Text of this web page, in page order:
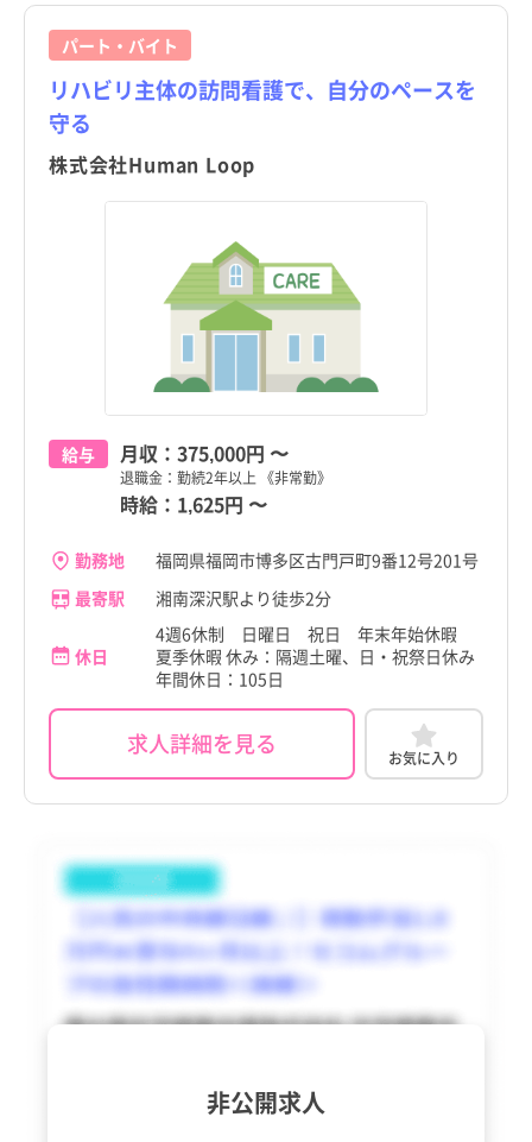
京都府
大阪府
奈良県
広島県
山口県
徳島県
香川県
愛媛県
高知県
福岡県
佐賀県
長崎県
熊本県
大分県
宮崎県
鹿児島県
綾瀬市
葉山町
寒川町
大磯町
山北町
開成町
真鶴町
湯河原町
清川村
綾瀬市すべて
葉山町 すべて
寒川町
大磯町すべて
すべて
すべて
山北町すべて
開成町すべて
箱根町すべて
真鶴町 すべて
湯河原町 すべて
愛川町 すべて
清川村すべて
その他（福祉・介護関係資格など）
その他
その他
パート・アルバイト（夜勤なし）
パート・アルバイト（夜勤のみ）
電子カルテあり
駅近
高給与
パート・バイト
リハビリ主体の訪問看護で、自分のペースを
守る
株式会社Human Loop
給与 月収： 375,000円 〜
退職金：勤続2年以上 《非常勤》
時給： 1,625円 〜
勤務地
福岡県福岡市博多区古門戸町9番12号201号
最寄駅
湘南深沢駅より徒歩2分
休日
4週6休制 日曜日 祝日 年末年始休暇
夏季休暇 休み：隔週土曜、日・祝祭日休み
年間休日：105日
求人詳細を見る お気に入り
非公開求人
京都府
大阪府
奈良県
広島県
山口県
徳島県
香川県
愛媛県
高知県
福岡県
佐賀県
長崎県
熊本県
大分県
宮崎県
鹿児島県
綾瀬市
葉山町
寒川町
大磯町
山北町
開成町
真鶴町
湯河原町
清川村
綾瀬市すべて
葉山町 すべて
寒川町
大磯町すべて
すべて
すべて
山北町すべて
開成町すべて
箱根町すべて
真鶴町 すべて
湯河原町 すべて
愛川町 すべて
清川村すべて
その他（福祉・介護関係資格など）
その他
その他
パート・アルバイト（夜勤なし）
パート・アルバイト（夜勤のみ）
電子カルテあり
駅近
高給与